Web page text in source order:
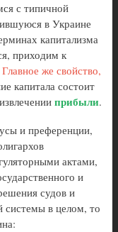
с типичной
в Украине
капитализма
приходим к
Главное же свойство,
капитала состоит
прибыли.
и преференции,
актами,
и
судов и
системы в целом, то